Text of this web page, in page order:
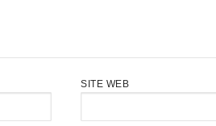
SITE WEB